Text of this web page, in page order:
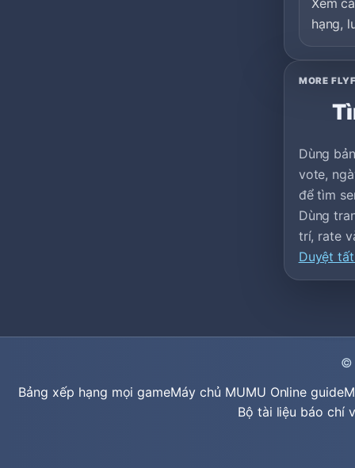
hạng,
MORE
Dùng
vote,
để tìm
Dùng
trí, rate
Duyệt
©
Bảng xếp hạng mọi gameMáy chủ MUMU Online guide
Bộ tài liệu báo chí